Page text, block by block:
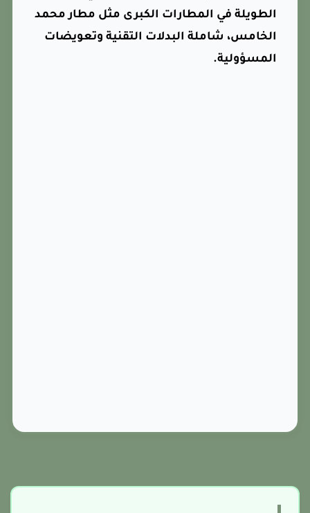
الطويلة في المطارات الكبرى مثل مطار محمد
الخامس، شاملة البدلات التقنية وتعويضات
المسؤولية.